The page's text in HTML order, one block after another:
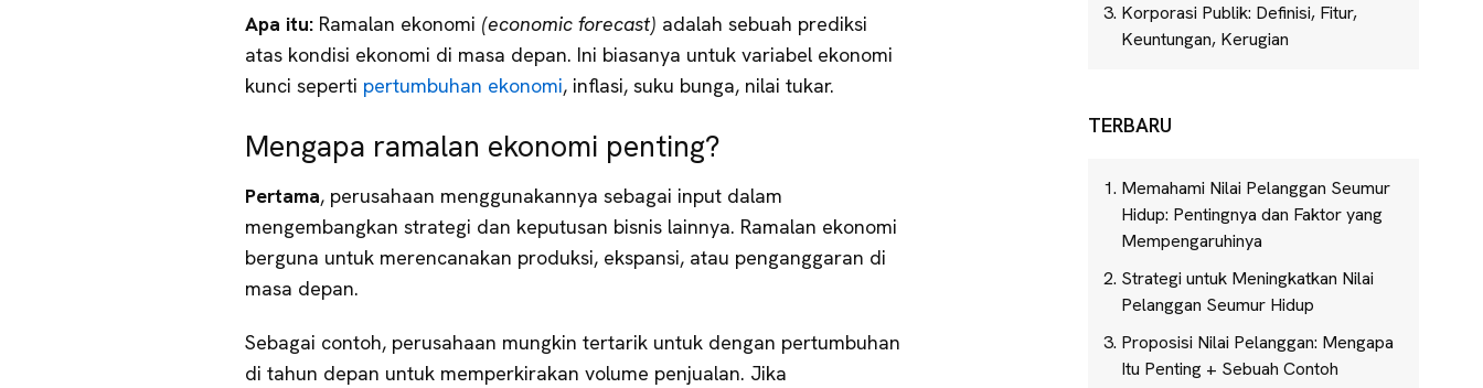
Apa itu: Ramalan ekonomi (economic forecast) adalah sebuah prediksi
atas kondisi ekonomi di masa depan. Ini biasanya untuk variabel ekonomi
kunci seperti pertumbuhan ekonomi, inflasi, suku bunga, nilai tukar.
Mengapa ramalan ekonomi penting?
Pertama, perusahaan menggunakannya sebagai input dalam
mengembangkan strategi dan keputusan bisnis lainnya. Ramalan ekonomi
berguna untuk merencanakan produksi, ekspansi, atau penganggaran di
masa depan.
Sebagai contoh, perusahaan mungkin tertarik untuk dengan pertumbuhan
di tahun depan untuk memperkirakan volume penjualan. Jika
Korporasi Publik: Definisi, Fitur,
Keuntungan, Kerugian
TERBARU
Memahami Nilai Pelanggan Seumur
Hidup: Pentingnya dan Faktor yang
Mempengaruhinya
Strategi untuk Meningkatkan Nilai
Pelanggan Seumur Hidup
Proposisi Nilai Pelanggan: Mengapa
Itu Penting + Sebuah Contoh